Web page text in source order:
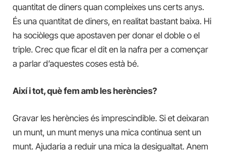
quantitat de diners quan compleixes uns certs anys.
És una quantitat de diners, en realitat bastant baixa. Hi
ha sociòlegs que apostaven per donar el doble o el
triple. Crec que ficar el dit en la nafra per a començar
a parlar d’aquestes coses està bé.
Així i tot, què fem amb les herències?
Gravar les herències és imprescindible. Si et deixaran
un munt, un munt menys una mica continua sent un
munt. Ajudaria a reduir una mica la desigualtat. Anem